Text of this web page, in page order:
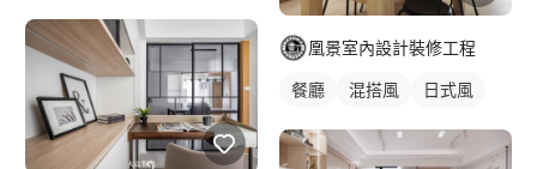
凰景室內設計裝修工程
餐廳 混搭風 日式風